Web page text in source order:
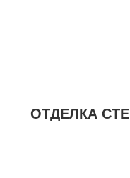
ОТДЕЛКА